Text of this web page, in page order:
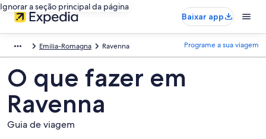
Ignorar a seção principal da página
Baixar app
Emilia-Romagna Ravenna Programe a sua viagem
O que fazer em
Ravenna
Guia de viagem